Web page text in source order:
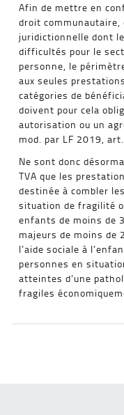
Afin de mettre en
droit
juridictionnelle dont
difficultés pour le
personne, le
aux seules
catégories de
doivent pour cela
autorisation ou un
mod. par LF 2019,
Ne sont donc
TVA que les
destinée à combler
situation de fragilité
enfants de moins de
majeurs de moins de
l’aide sociale à
personnes en
atteintes d’une
fragiles